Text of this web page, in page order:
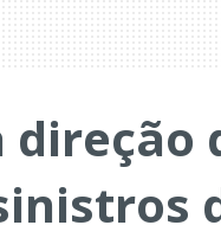
direção